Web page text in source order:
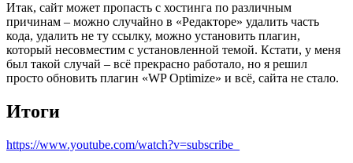
Итак, сайт может пропасть с хостинга по различным
причинам – можно случайно в «Редакторе» удалить часть
кода, удалить не ту ссылку, можно установить плагин,
который несовместим с установленной темой. Кстати, у меня
был такой случай – всё прекрасно работало, но я решил
просто обновить плагин «WP Optimize» и всё, сайта не стало.
Итоги
https://www.youtube.com/watch?v=subscribe_